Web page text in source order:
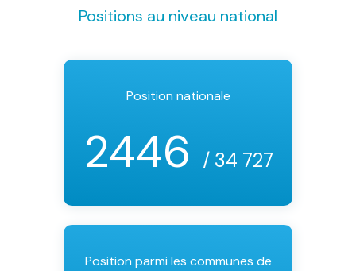
Positions au niveau national
Position nationale
2446 / 34 727
Position parmi les communes de